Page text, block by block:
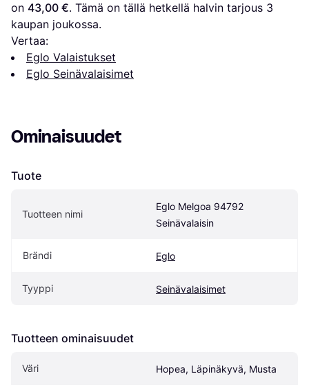
on 43,00 €. Tämä on tällä hetkellä halvin tarjous 3
kaupan joukossa.
Vertaa:
Eglo Valaistukset
Eglo Seinävalaisimet
Ominaisuudet
Tuote
Tuotteen nimi
Eglo Melgoa 94792
Seinävalaisin
Brändi Eglo
Tyyppi Seinävalaisimet
Tuotteen ominaisuudet
Väri Hopea, Läpinäkyvä, Musta